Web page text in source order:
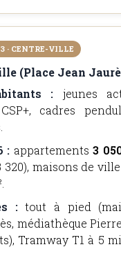
· CENTRE-VILLE
(Place Jean
: jeunes
cadres
: appartements3
320), maisons de
:tout à pied
médiathèque
Tramway T1 à 5